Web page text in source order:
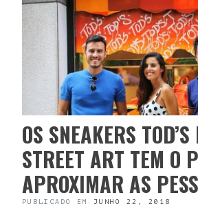
OS SNEAKERS
STREET ART TEM O
APROXIMAR AS
PUBLICADO EM JUNHO 22, 2018